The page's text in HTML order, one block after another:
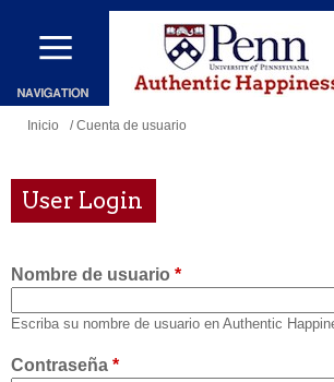
Pasar
contenido
principal
Se
usted
aquí
Inicio / Cuenta de usuario
User Login
Nombre de usuario *
Escriba su nombre de usuario en Authentic
Contraseña *